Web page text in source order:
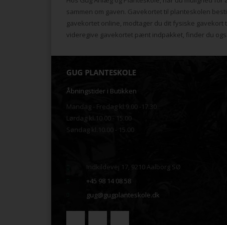
sammen om gaven. Gavekortet til planteskolen
gavekortet online, modtager du dit fysiske
videregive gavekortet pænt indpakket, finder du
GUG PLANTESKOLE
Åbningstider i Butikken
Mandag - Fredag kl.9.00 -17.30
Lørdag kl.10.00 - 15.00
Søndag kl.10.00 - 15.00
Indkildevej 17, 9210 Aalborg SØ
+45 98 14 08 58
gug@gugplanteskole.dk